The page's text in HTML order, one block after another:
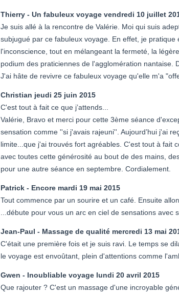
Thierry - Un fabuleux voyage vendredi 10 juillet
Je suis allé à la rencontre de Valérie. Moi qui suis
subjugué par ce fabuleux voyage. En effet, je
l'inconscience, tout en mélangeant la fermeté, la
podium des praticiennes de l'agglomération nantaise.
J'ai hâte de revivre ce fabuleux voyage qu'elle m'a
Christian jeudi 25 juin 2015
C'est tout à fait ce que j’attends...
Valérie, Bravo et merci pour cette 3ème séance
sensation comme ''si j'avais rajeuni''. Aujourd’hui j'ai
limite...que j'ai trouvés fort agréables. C'est tout à fait
avec toutes cette générosité au bout de des mains,
pour une autre séance en septembre. Cordialement.
Patrick - Encore mardi 19 mai 2015
Tout commence par un sourire et un café. Ensuite
...débute pour vous un arc en ciel de sensations
Jean-Paul - Massage de qualité mercredi 13 mai
C'était une première fois et je suis ravi. Le temps se
le voyage est envoûtant, plein d'attentions comme
Gwen - Inoubliable voyage lundi 20 avril 2015
Que rajouter ? C'est un massage d'une incroyable